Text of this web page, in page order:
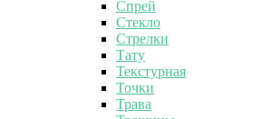
Спрей
Стекло
Стрелки
Тату
Текстурная
Точки
Трава